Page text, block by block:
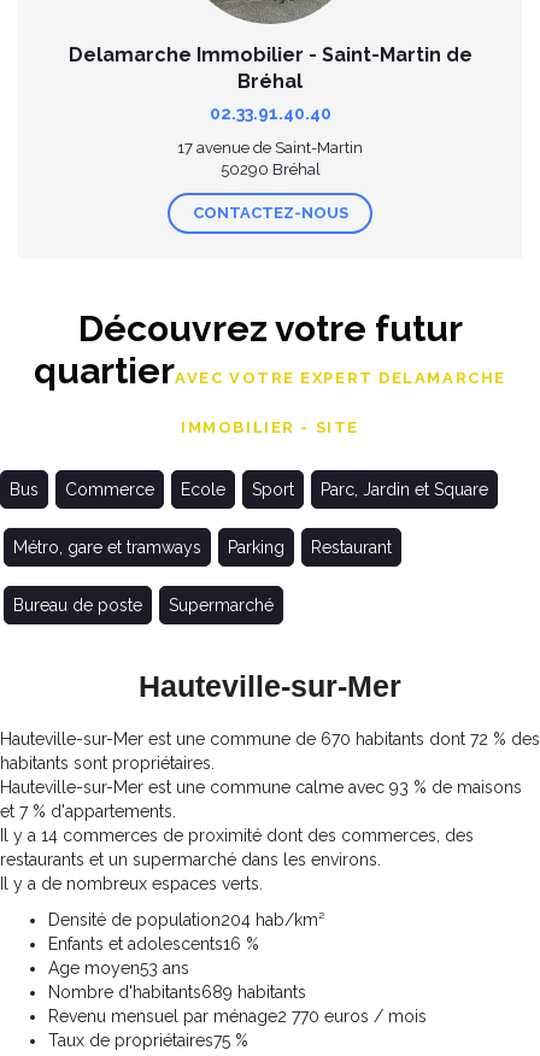
Delamarche Immobilier - Saint-Martin de
Bréhal
02.33.91.40.40
17 avenue de Saint-Martin
50290 Bréhal
CONTACTEZ-NOUS
Découvrez votre futur
quartierAVEC VOTRE EXPERT DELAMARCHE
IMMOBILIER - SITE
Bus Commerce Ecole Sport Parc, Jardin et Square
Métro, gare et tramways Parking Restaurant
Bureau de poste Supermarché
Hauteville-sur-Mer
Hauteville-sur-Mer est une commune de 670 habitants dont 72 % des
habitants sont propriétaires.
Hauteville-sur-Mer est une commune calme avec 93 % de maisons
et 7 % d'appartements.
Il y a 14 commerces de proximité dont des commerces, des
restaurants et un supermarché dans les environs.
Il y a de nombreux espaces verts.
Densité de population204 hab/km²
Enfants et adolescents16 %
Age moyen53 ans
Nombre d'habitants689 habitants
Revenu mensuel par ménage2 770 euros / mois
Taux de propriétaires75 %